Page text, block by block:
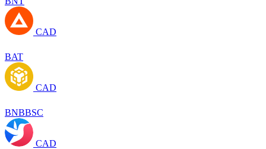
CAD
BAT
CAD
BNBBSC
CAD